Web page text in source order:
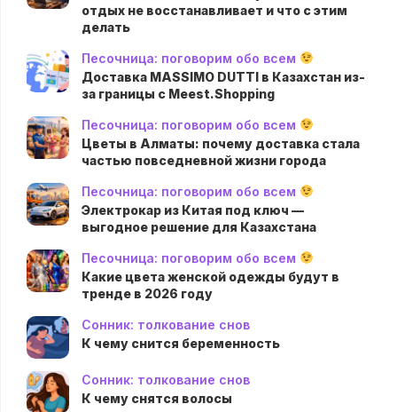
отдых не восстанавливает и что с этим
делать
Песочница: поговорим обо всем
Доставка MASSIMO DUTTI в Казахстан из-
за границы с Meest.Shopping
Песочница: поговорим обо всем
Цветы в Алматы: почему доставка стала
частью повседневной жизни города
Песочница: поговорим обо всем
Электрокар из Китая под ключ —
выгодное решение для Казахстана
Песочница: поговорим обо всем
Какие цвета женской одежды будут в
тренде в 2026 году
Сонник: толкование снов
К чему снится беременность
Сонник: толкование снов
К чему снятся волосы